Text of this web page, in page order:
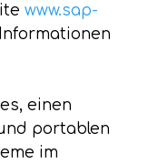
www.sap-
einen
portablen
im